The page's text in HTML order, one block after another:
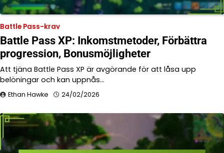
Battle Pass-krav
Battle Pass XP: Inkomstmetoder, Förbättra
progression, Bonusmöjligheter
Att tjäna Battle Pass XP är avgörande för att låsa upp
belöningar och kan uppnås…
Ethan Hawke 24/02/2026